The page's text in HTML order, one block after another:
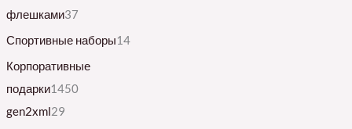
флешками37
Спортивные наборы14
Корпоративные
подарки1450
gen2xml29